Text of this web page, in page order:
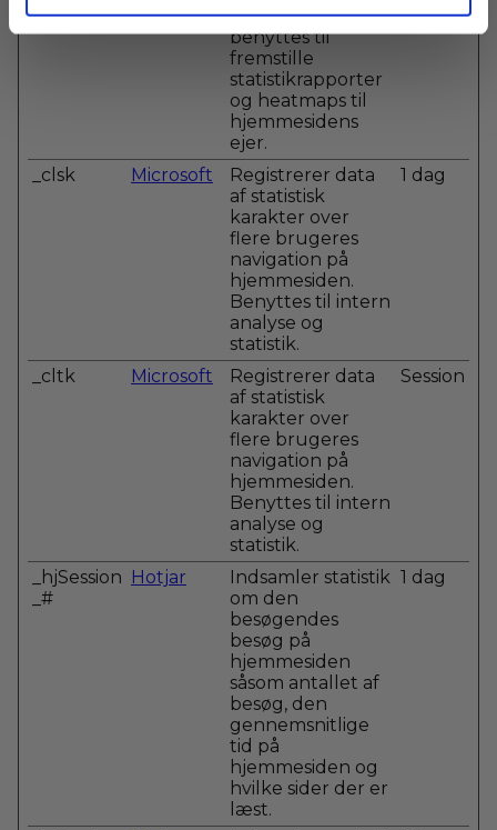
Denne data
benyttes til
fremstille
statistikrapporter
og heatmaps til
hjemmesidens
ejer.
_clsk Microsoft
Registrerer data
af statistisk
karakter over
flere brugeres
navigation på
hjemmesiden.
Benyttes til intern
analyse og
statistik.
1 dag
_cltk Microsoft
Registrerer data
af statistisk
karakter over
flere brugeres
navigation på
hjemmesiden.
Benyttes til intern
analyse og
statistik.
Session
_hjSession
_#
Hotjar
Indsamler statistik
om den
besøgendes
besøg på
hjemmesiden
såsom antallet af
besøg, den
gennemsnitlige
tid på
hjemmesiden og
hvilke sider der er
læst.
1 dag